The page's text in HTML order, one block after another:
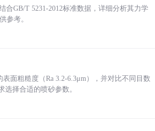
合GB/T 5231-2012标准数据，详细分析其力学
参考。
面粗糙度（Ra 3.2-6.3μm），并对比不同目数
选择合适的喷砂参数。